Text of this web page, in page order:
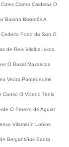
Coles Castro Caldelas O
Baiona BoborásA
Cedeira Porto do Son O
de Reis Vilalba Irixoa
O Rosal Mazaricos
Vedra Pontedeume
Conso O Vicedo Tenis
O Pereiro de Aguiar
Vilamarín Lobios
Bergantiños Santa